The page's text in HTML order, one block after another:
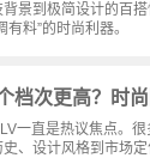
景到极简设计的百
料”的时尚利器。
档次更高？时
一直是热议焦点。
、设计风格到市场